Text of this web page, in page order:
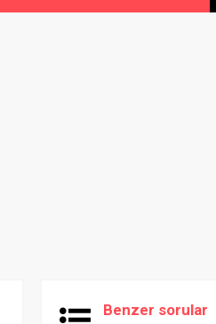
Benzer sorular